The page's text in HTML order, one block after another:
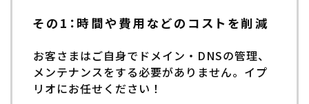
その1：時間や費用などのコストを削減
お客さまはご自身でドメイン・DNSの管理、
メンテナンスをする必要がありません。イプ
リオにお任せください！